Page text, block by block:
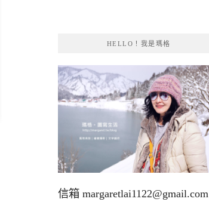
HELLO！我是瑪格
信箱 margaretlai1122@gmail.com